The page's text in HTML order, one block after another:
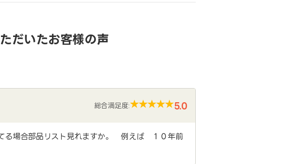
だいたお客様の声
総合満足度: 5.0
る場合部品リスト見れますか。 例えば １０年前